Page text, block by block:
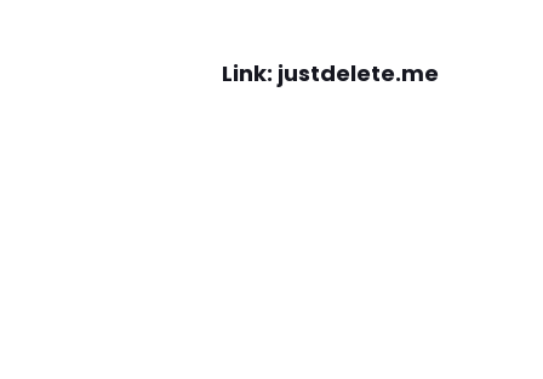
Link: justdelete.me